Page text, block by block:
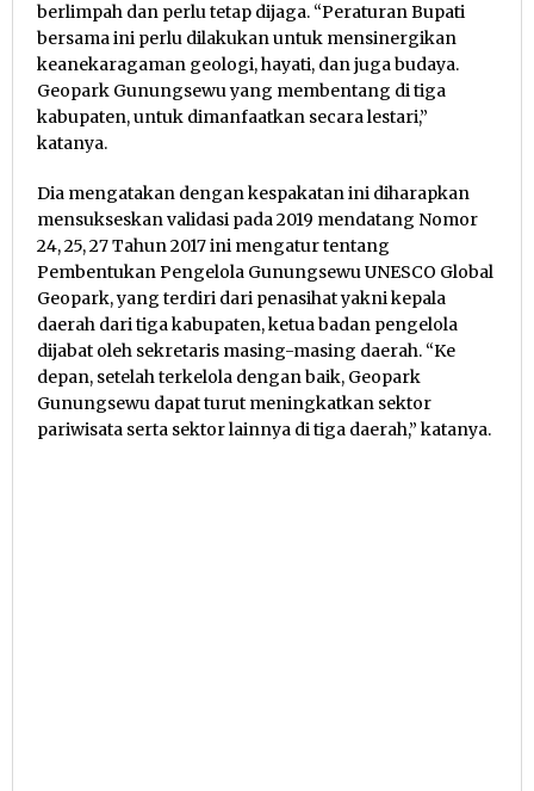
berlimpah dan perlu tetap dijaga. “Peraturan Bupati
bersama ini perlu dilakukan untuk mensinergikan
keanekaragaman geologi, hayati, dan juga budaya.
Geopark Gunungsewu yang membentang di tiga
kabupaten, untuk dimanfaatkan secara lestari,”
katanya.
Dia mengatakan dengan kespakatan ini diharapkan
mensukseskan validasi pada 2019 mendatang Nomor
24, 25, 27 Tahun 2017 ini mengatur tentang
Pembentukan Pengelola Gunungsewu UNESCO Global
Geopark, yang terdiri dari penasihat yakni kepala
daerah dari tiga kabupaten, ketua badan pengelola
dijabat oleh sekretaris masing-masing daerah. “Ke
depan, setelah terkelola dengan baik, Geopark
Gunungsewu dapat turut meningkatkan sektor
pariwisata serta sektor lainnya di tiga daerah,” katanya.